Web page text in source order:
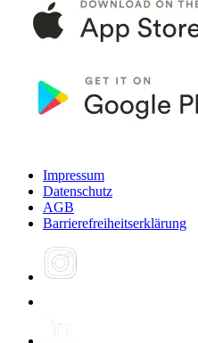
Impressum
Datenschutz
AGB
Barrierefreiheitserklärung